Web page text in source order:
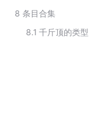
8 条目合集
8.1 千斤顶的类型